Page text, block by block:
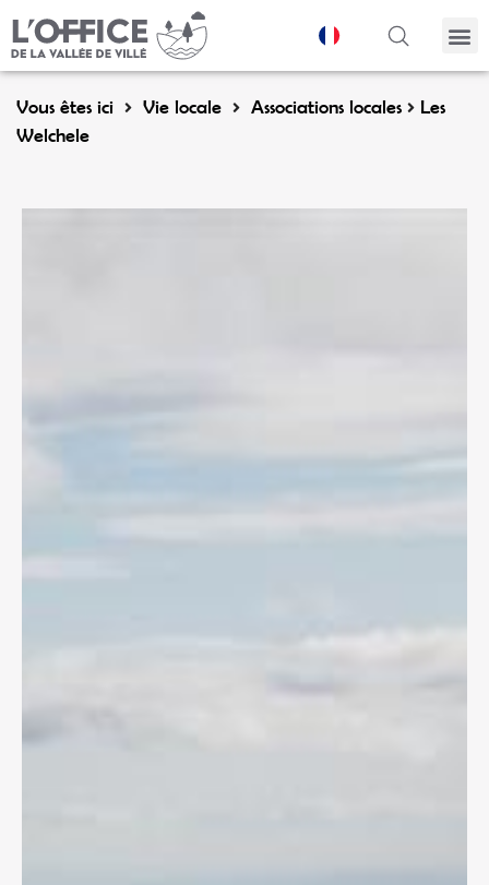
Vous êtes ici Vie locale Associations locales
Les
Welchele
Panneau de gestion des cookies